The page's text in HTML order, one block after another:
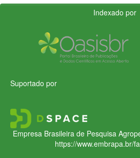
Indexado por
Suportado por
Empresa Brasileira de Pesquisa
https://www.embrapa.br/